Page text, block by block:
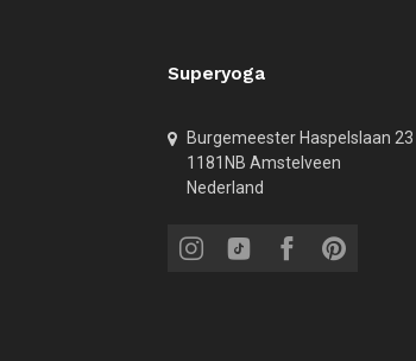
Superyoga
Burgemeester Haspelslaan 23
1181NB Amstelveen
Nederland